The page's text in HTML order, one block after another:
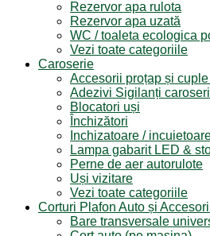
Rezervor apa rulota
Rezervor apa uzată
WC / toaleta ecologica
Vezi toate categoriile
Caroserie
Accesorii proțap și
Adezivi Sigilanți
Blocatori uși
Închizători
Inchizatoare /
Lampa gabarit LED &
Perne de aer autorulote
Uși vizitare
Vezi toate categoriile
Corturi Plafon Auto și
Bare transversale